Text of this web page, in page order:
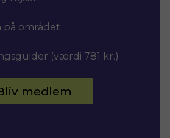
på området
(værdi 781 kr.)
medlem